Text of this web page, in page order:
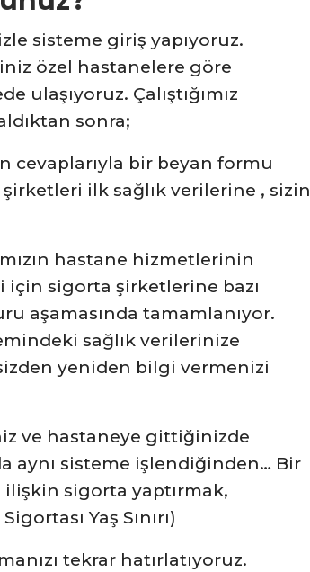
sisteme giriş yapıyoruz.
özel hastanelere göre
ulaşıyoruz. Çalıştığımız
sonra;
cevaplarıyla bir beyan formu
ilk sağlık verilerine , sizin
hastane hizmetlerinin
için sigorta şirketlerine bazı
aşamasında tamamlanıyor.
sağlık verilerinize
yeniden bilgi vermenizi
ve hastaneye gittiğinizde
aynı sisteme işlendiğinden… Bir
sigorta yaptırmak,
Yaş Sınırı)
tekrar hatırlatıyoruz.